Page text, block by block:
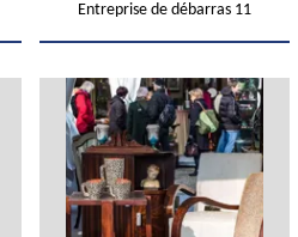
Entreprise de débarras 11